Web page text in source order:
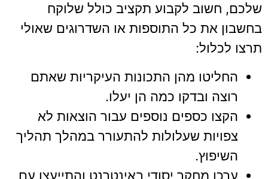
שלכם, חשוב לקבוע תקציב כולל שלוקח
בחשבון את כל התוספות או השדרוגים שאולי
תרצו לכלול:
החליטו מהן התכונות העיקריות שאתם
רוצה ובדקו כמה הן יעלו.
הקצו כספים נוספים עבור הוצאות לא
צפויות שעלולות להתעורר במהלך תהליך
השיפוץ.
ערכו מחקר יסודי באינטרנט והתייעצו עם